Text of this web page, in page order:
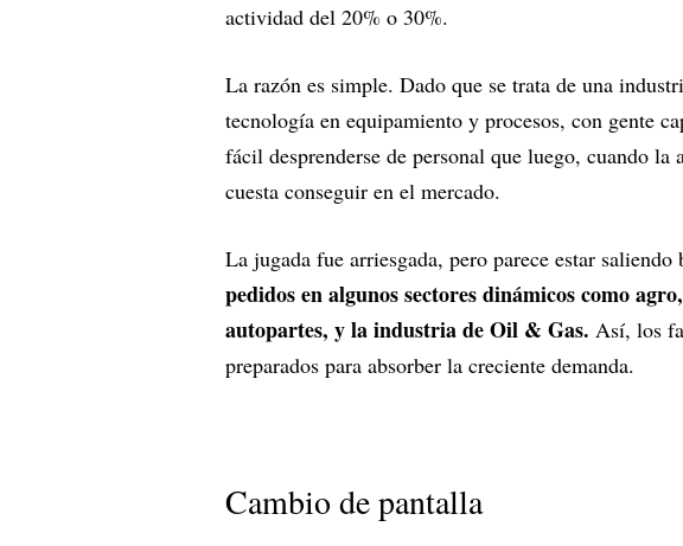
actividad del 20% o 30%.
La razón es simple. Dado que se trata de una
tecnología en equipamiento y procesos, con gente
fácil desprenderse de personal que luego, cuando
cuesta conseguir en el mercado.
La jugada fue arriesgada, pero parece estar saliendo
pedidos en algunos sectores dinámicos como
autopartes, y la industria de Oil & Gas. Así, los
preparados para absorber la creciente demanda.
Cambio de pantalla